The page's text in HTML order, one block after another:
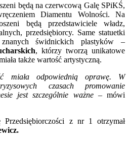
będą na czerwcową Galę SPiKŚ,
Diamentu Wolności. Na
będą przedstawiciele władz,
przedsiębiorcy. Same statuetki
świdnickich plastyków –
, którzy tworzą unikatowe
także wartość artystyczną.
miała odpowiednią oprawę. W
czasach promowanie
jest szczególnie ważne – mówi
Przedsiębiorczości z nr 1 otrzymał